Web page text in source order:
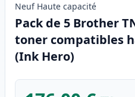
Neuf Haute capacité
Pack de 5 Brother
toner compatibles
(Ink Hero)